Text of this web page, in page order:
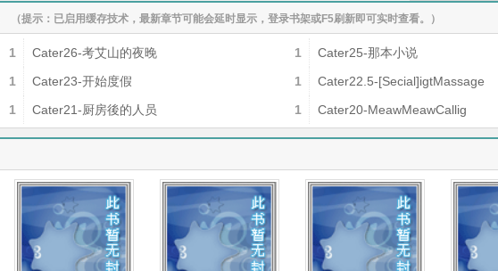
（提示：已启用缓存技术，最新章节可能会延时显示，登录书架或F5刷新即可实时查看。）
1 Cater26-考艾山的夜晚 1
Cater25-那本小说
1 Cater23-开始度假 1
Cater22.5-[Secial]igtMassage
1 Cater21-厨房後的人员 1 Cater20-MeawMeawCallig